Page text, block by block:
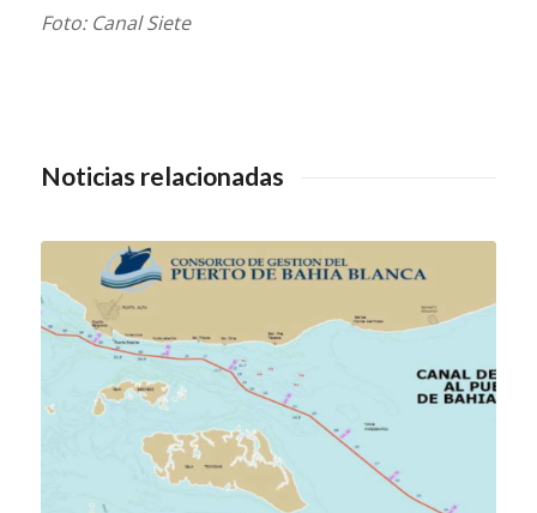
Foto: Canal Siete
Noticias relacionadas